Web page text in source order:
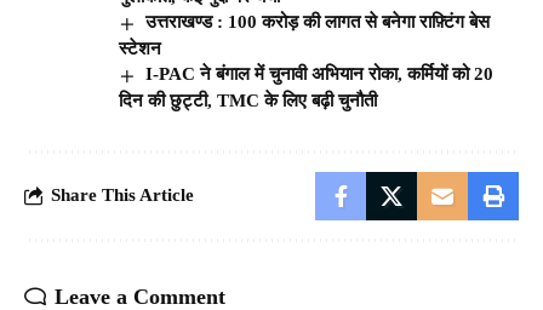
उत्तराखण्ड : 100 करोड़ की लागत से बनेगा राफ़्टिंग बेस
स्टेशन
I-PAC ने बंगाल में चुनावी अभियान रोका, कर्मियों को 20
दिन की छुट्टी, TMC के लिए बढ़ी चुनौती
Share This Article
Leave a Comment